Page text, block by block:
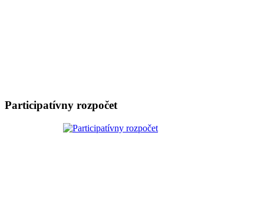
Participatívny rozpočet